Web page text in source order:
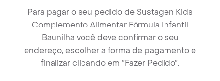
Para pagar o seu pedido de Sustagen Kids
Complemento Alimentar Fórmula Infantil
Baunilha você deve confirmar o seu
endereço, escolher a forma de pagamento e
finalizar clicando em ”Fazer Pedido”.